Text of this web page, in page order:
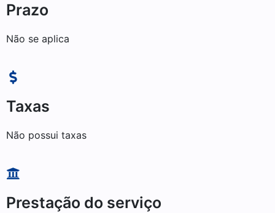
Prazo
Não se aplica
Taxas
Não possui taxas
Prestação do serviço